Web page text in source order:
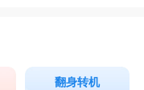
翻身转机